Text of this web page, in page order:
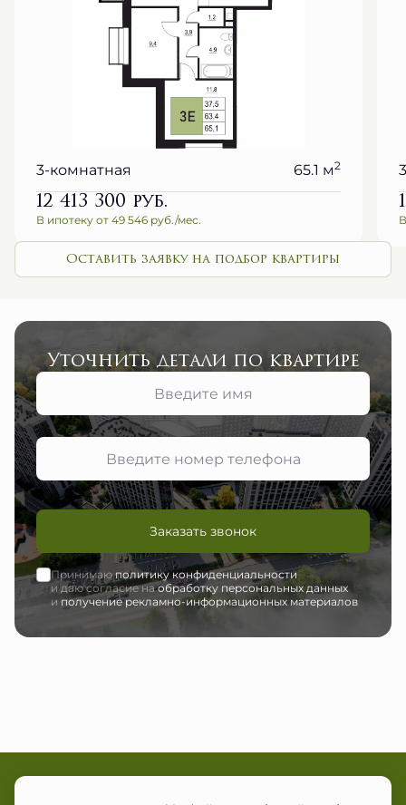
3-комнатная 65.1 м2
12 413 300руб.
В ипотеку от 49 546 руб./мес.
Оставить заявку на подбор квартиры
Уточнить детали по квартире
Заказать звонок
Принимаюполитику конфиденциальности
и даю согласие наобработку персональных данных
иполучение рекламно-информационных материалов